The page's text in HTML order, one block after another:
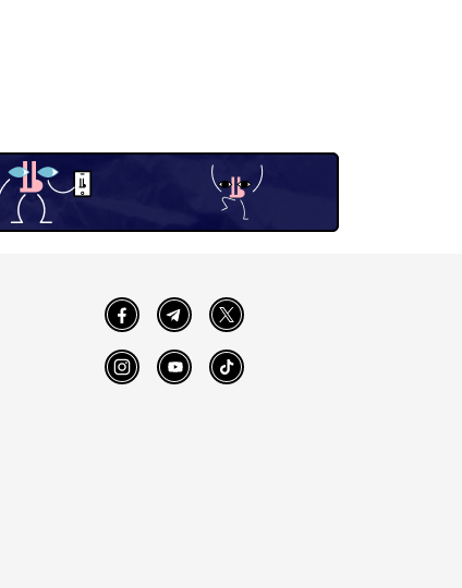
FacebookTelegram Twitter
InstagramYouTube TikTok